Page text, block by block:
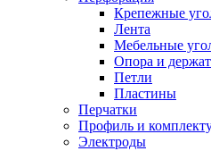
Крепежные
Лента
Мебельные
Опора и
Петли
Пластины
Перчатки
Профиль и
Электроды